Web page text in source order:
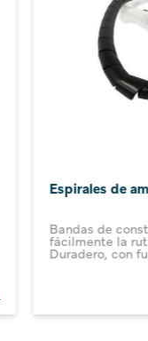
Espirales de
Bandas de
fácilmente la
Duradero, con